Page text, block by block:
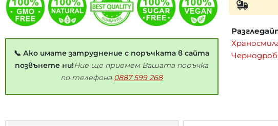
📞 Ако имате затруднение с поръчката в сайта
позвънете ни!Ние ще приемем Вашата поръчка
по телефона 0887 599 268